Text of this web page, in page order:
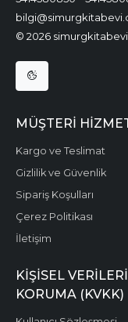
© 2026
MÜŞTERI
Kargo ve Teslimat
Gizlilik ve Güvenlik
Sipariş Koşulları
Çerez Politikası
İletişim
KIŞISEL VERILERI
KORUMA (KVKK)